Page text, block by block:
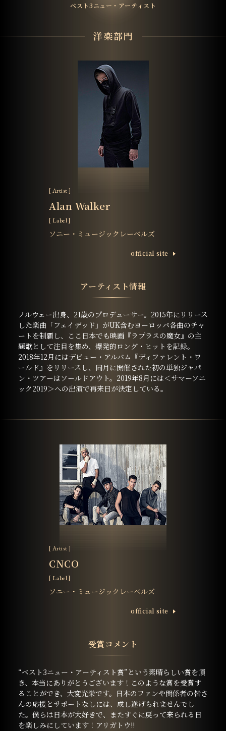
ベスト3ニュー・アーティスト
洋楽部門
[ Artist ]
Alan Walker
[ Label ]
ソニー・ミュージックレーベルズ
ofﬁcial site
アーティスト情報
ノルウェー出身、21歳のプロデューサー。2015年にリリース
した楽曲「フェイデッド」がUK含むヨーロッパ各曲のチャ
ートを制覇し、ここ日本でも映画『ラプラスの魔女』の主
題歌として注目を集め、爆発的ロング・ヒットを記録。
2018年12月にはデビュー・アルバム『ディファレント・ワ
ールド』をリリースし、同月に開催された初の単独ジャパ
ン・ツアーはソールドアウト。2019年8月には＜サマーソニ
ック2019＞への出演で再来日が決定している。
[ Artist ]
CNCO
[ Label ]
ソニー・ミュージックレーベルズ
ofﬁcial site
受賞コメント
“ベスト3ニュー・アーティスト賞”という素晴らしい賞を頂
き、本当にありがとうございます！このような賞を受賞す
ることができ、大変光栄です。日本のファンや関係者の皆さ
んの応援とサポートなしには、成し遂げられませんでし
た。僕らは日本が大好きで、またすぐに戻って来られる日
を楽しみにしています！アリガトウ!!